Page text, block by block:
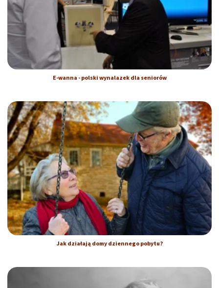
E-wanna - polski wynalazek dla seniorów
Jak działają domy dziennego pobytu?